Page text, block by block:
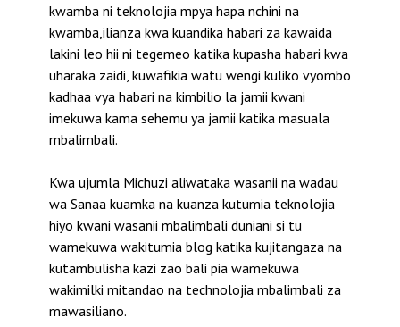
kwamba ni teknolojia mpya hapa nchini na
kwamba,ilianza kwa kuandika habari za kawaida
lakini leo hii ni tegemeo katika kupasha habari kwa
uharaka zaidi, kuwafikia watu wengi kuliko vyombo
kadhaa vya habari na kimbilio la jamii kwani
imekuwa kama sehemu ya jamii katika masuala
mbalimbali.
Kwa ujumla Michuzi aliwataka wasanii na wadau
wa Sanaa kuamka na kuanza kutumia teknolojia
hiyo kwani wasanii mbalimbali duniani si tu
wamekuwa wakitumia blog katika kujitangaza na
kutambulisha kazi zao bali pia wamekuwa
wakimilki mitandao na technolojia mbalimbali za
mawasiliano.